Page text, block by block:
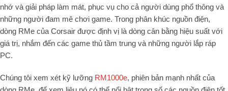
nhớ và giải pháp làm mát, phục vụ cho cả người dùng phổ thông và
những người đam mê chơi game. Trong phân khúc nguồn điện,
dòng RMe của Corsair được định vị là dòng cân bằng hiệu suất với
giá trị, nhắm đến các game thủ tầm trung và những người lắp ráp
PC.
Chúng tôi xem xét kỹ lưỡng RM1000e, phiên bản mạnh nhất của